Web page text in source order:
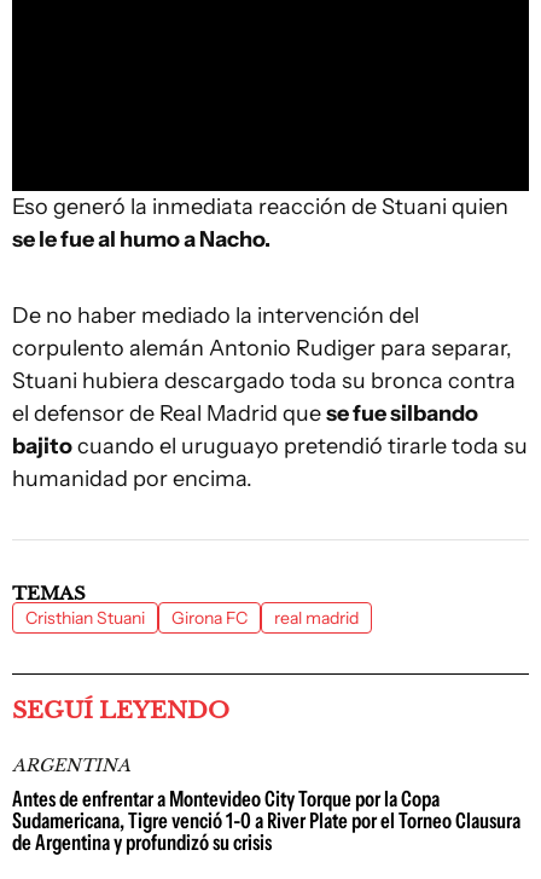
Eso generó la inmediata reacción de Stuani quien
se le fue al humo a Nacho.
De no haber mediado la intervención del
corpulento alemán Antonio Rudiger para separar,
Stuani hubiera descargado toda su bronca contra
el defensor de Real Madrid quese fue silbando
bajitocuando el uruguayo pretendió tirarle toda su
humanidad por encima.
TEMAS
Cristhian Stuani Girona FC real madrid
SEGUÍ LEYENDO
ARGENTINA
Antes de enfrentar a Montevideo City Torque por la Copa
Sudamericana, Tigre venció 1-0 a River Plate por el Torneo Clausura
de Argentina y profundizó su crisis